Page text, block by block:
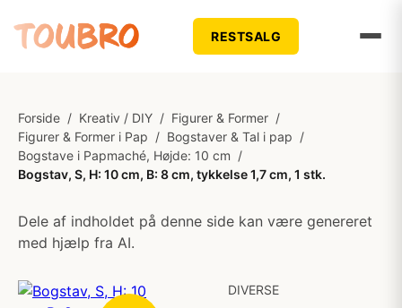
RESTSALG
Forside / Kreativ / DIY / Figurer & Former /
Figurer & Former i Pap / Bogstaver & Tal i pap /
Bogstave i Papmaché, Højde: 10 cm /
Bogstav, S, H: 10 cm, B: 8 cm, tykkelse 1,7 cm, 1 stk.
Dele af indholdet på denne side kan være genereret
med hjælp fra AI.
DIVERSE